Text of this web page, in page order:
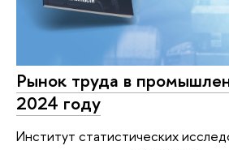
Рынок труда в
2024 году
Институт статистических